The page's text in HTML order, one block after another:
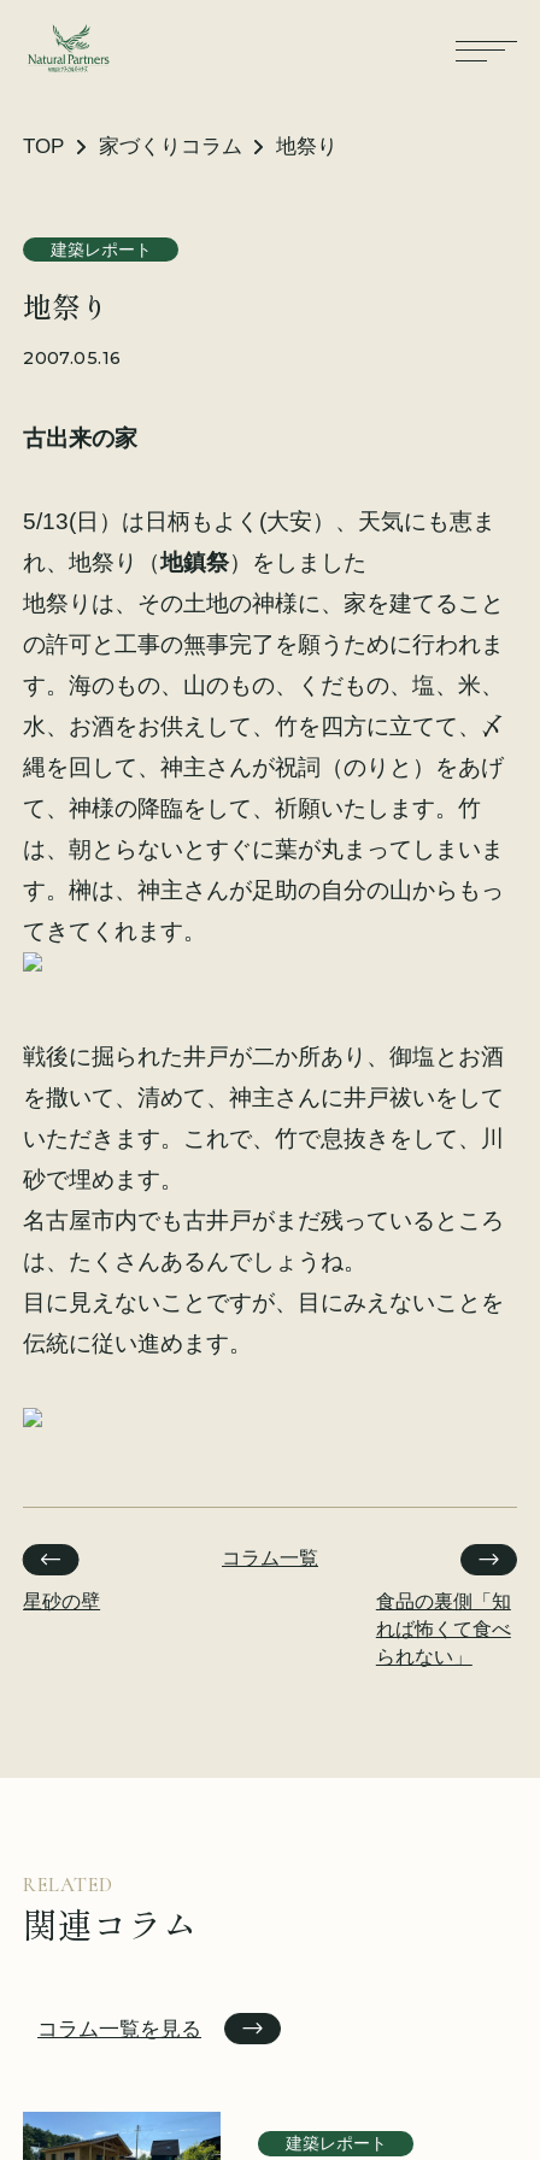
TOP 家づくりコラム 地祭り
建築レポート
地祭り
2007.05.16
古出来の家
5/13(日）は日柄もよく(大安）、天気にも恵ま
れ、地祭り（地鎮祭）をしました
地祭りは、その土地の神様に、家を建てること
の許可と工事の無事完了を願うために行われま
す。海のもの、山のもの、くだもの、塩、米、
水、お酒をお供えして、竹を四方に立てて、〆
縄を回して、神主さんが祝詞（のりと）をあげ
て、神様の降臨をして、祈願いたします。竹
は、朝とらないとすぐに葉が丸まってしまいま
す。榊は、神主さんが足助の自分の山からもっ
てきてくれます。
戦後に掘られた井戸が二か所あり、御塩とお酒
を撒いて、清めて、神主さんに井戸祓いをして
いただきます。これで、竹で息抜きをして、川
砂で埋めます。
名古屋市内でも古井戸がまだ残っているところ
は、たくさんあるんでしょうね。
目に見えないことですが、目にみえないことを
伝統に従い進めます。
星砂の壁
コラム一覧
食品の裏側「知
れば怖くて食べ
られない」
RELATED
関連コラム
コラム一覧を見る
建築レポート
大工が建てる家
気候風土適応住宅
性能・素材
リノベーション
施工事例 お客様の声
会社概要
スタッフ紹介
家づくりコラム
イベント情報 来場予約
資料請求 お問い合わせ